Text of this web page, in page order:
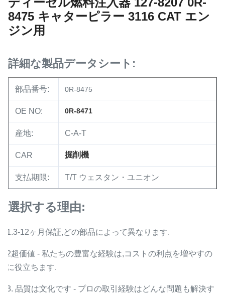
8475 キャターピラー 3116 CAT エン
ジン用
詳細な製品データシート:
部品番号: 0R-8475
OE NO: 0R-8471
産地: C-A-T
CAR 掘削機
支払期限: T/T ウェスタン・ユニオン
選択する理由:
1.3-12ヶ月保証,どの部品によって異なります.
2超価値 - 私たちの豊富な経験は,コストの利点を増やすの
に役立ちます.
3. 品質は文化です - プロの取引経験はどんな問題も解決す